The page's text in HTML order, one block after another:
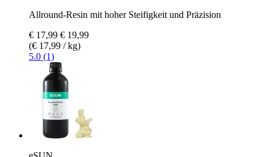
Allround-Resin mit hoher Steifigkeit und Präzision
€ 17,99 € 19,99
(€ 17,99 / kg)
5.0 (1)